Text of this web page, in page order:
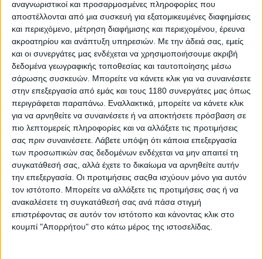
αναγνωριστικοί και προσαρμοσμένες πληροφορίες που
αποστέλλονται από μια συσκευή για εξατομικευμένες διαφημίσεις
και περιεχόμενο, μέτρηση διαφήμισης και περιεχομένου, έρευνα
ακροατηρίου και ανάπτυξη υπηρεσιών. Με την άδειά σας, εμείς
και οι συνεργάτες μας ενδέχεται να χρησιμοποιήσουμε ακριβή
δεδομένα γεωγραφικής τοποθεσίας και ταυτοποίησης μέσω
σάρωσης συσκευών. Μπορείτε να κάνετε κλικ για να συναινέσετε
στην επεξεργασία από εμάς και τους 1180 συνεργάτες μας όπως
περιγράφεται παραπάνω. Εναλλακτικά, μπορείτε να κάνετε κλικ
για να αρνηθείτε να συναινέσετε ή να αποκτήσετε πρόσβαση σε
πιο λεπτομερείς πληροφορίες και να αλλάξετε τις προτιμήσεις
σας πριν συναινέσετε. Λάβετε υπόψη ότι κάποια επεξεργασία
των προσωπικών σας δεδομένων ενδέχεται να μην απαιτεί τη
συγκατάθεσή σας, αλλά έχετε το δικαίωμα να αρνηθείτε αυτήν
την επεξεργασία. Οι προτιμήσεις σαςθα ισχύουν μόνο για αυτόν
τον ιστότοπο. Μπορείτε να αλλάξετε τις προτιμήσεις σας ή να
ανακαλέσετε τη συγκατάθεσή σας ανά πάσα στιγμή
επιστρέφοντας σε αυτόν τον ιστότοπο και κάνοντας κλικ στο
κουμπί "Απορρήτου" στο κάτω μέρος της ιστοσελίδας.
ένα λευκό βαν στην απέναντι πλευρά του δρόμου.
Το αυτοκίνητο επαναλαμβάνει τη σύγκρουση με τα
ρολά για δεύτερη φορά προσπαθώντας να τα σπάσει,
ενώ οι δράστες αρχίζουν να τα σηκώνουν με τη βία.
Ένας από αυτούς χρησιμοποιεί τροχό για να κόψει τα
μεταλλικά ρολά, προκαλώντας μεγάλες ζημιές.
Σε δεύτερο βίντεο από το εσωτερικό του
καταστήματος φαίνονται οι σπίθες που
δημιουργούνται από τον τροχό καθώς οι δράστες
κόβουν τα ρολά, πριν τελικά καταφέρουν να τα
ανοίξουν και να σπάσουν τις γυάλινες πόρτες της
εισόδου.
Έξι δράστες άρπαξαν τις μοτοσυκλέτες